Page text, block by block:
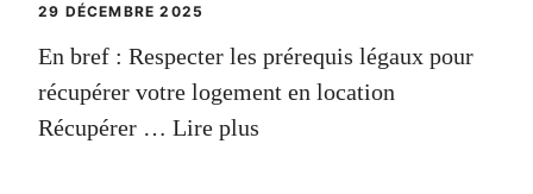
29 DÉCEMBRE 2025
En bref : Respecter les prérequis légaux pour
récupérer votre logement en location
Récupérer … Lire plus